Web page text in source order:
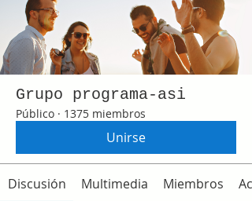
Grupo programa-asi
Público · 1375 miembros
Unirse
Discusión Multimedia Miembros